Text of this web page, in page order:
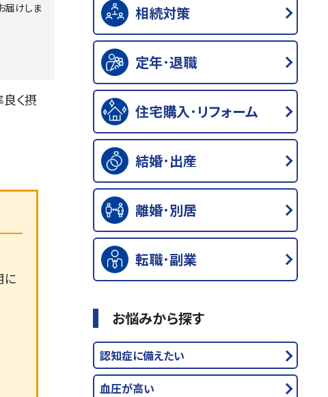
届けしま
く摂
に
相続対策
定年･退職
住宅購入･リフォーム
結婚･出産
離婚･別居
転職･副業
お悩みから探す
認知症に備えたい
血圧が高い